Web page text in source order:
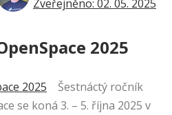
Zveřejněno: 02. 05. 2025
2025
Šestnáctý ročník
se koná 3. – 5. října 2025 v